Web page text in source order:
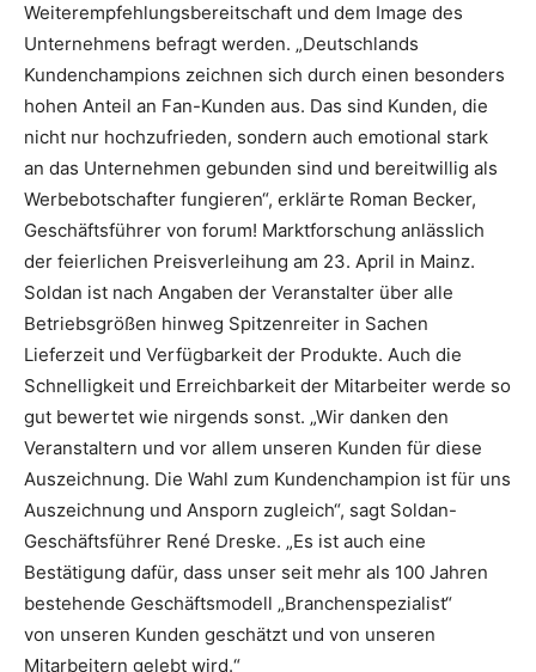
Weiterempfehlungsbereitschaft und dem Image des
Unternehmens befragt werden. „Deutschlands
Kundenchampions zeichnen sich durch einen besonders
hohen Anteil an Fan-Kunden aus. Das sind Kunden, die
nicht nur hochzufrieden, sondern auch emotional stark
an das Unternehmen gebunden sind und bereitwillig als
Werbebotschafter fungieren“, erklärte Roman Becker,
Geschäftsführer von forum! Marktforschung anlässlich
der feierlichen Preisverleihung am 23. April in Mainz.
Soldan ist nach Angaben der Veranstalter über alle
Betriebsgrößen hinweg Spitzenreiter in Sachen
Lieferzeit und Verfügbarkeit der Produkte. Auch die
Schnelligkeit und Erreichbarkeit der Mitarbeiter werde so
gut bewertet wie nirgends sonst. „Wir danken den
Veranstaltern und vor allem unseren Kunden für diese
Auszeichnung. Die Wahl zum Kundenchampion ist für uns
Auszeichnung und Ansporn zugleich“, sagt Soldan-
Geschäftsführer René Dreske. „Es ist auch eine
Bestätigung dafür, dass unser seit mehr als 100 Jahren
bestehende Geschäftsmodell „Branchenspezialist“
von unseren Kunden geschätzt und von unseren
Mitarbeitern gelebt wird.“